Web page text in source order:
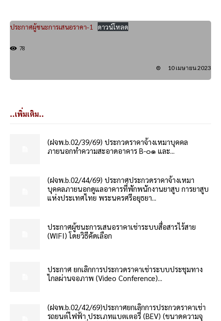
ประกาศผู้ชนะการเสนอราคา-1 ดาวน์โหลด
78
10 เมษายน 2023
..เพิ่มเติม..
(ฝจพ.b.02/39/69) ประกวดราคาจ้างเหมาบุคคล
ภายนอกทำความสะอาดอาคาร B-๐๑ และ...
(ฝจพ.b.02/44/69) ประกาศประกวดราคาจ้างเหมา
บุคคลภายนอกดูแลอาคารที่พักพนักงานยาสูบ การยาสูบ
แห่งประเทศไทย พระนครศรีอยุธยา...
ประกาศผู้ชนะการเสนอราคาเช่าระบบสื่อสารไร้สาย
(WIFI) โดยวิธีคัดเลือก
ประกาศ ยกเลิกการประกวดราคาเช่าระบบประชุมทาง
ไกลผ่านจอภาพ (Video Conference)...
(ฝจพ.b.02/42/69)ประกาศยกเลิกการประกวดราคาเช่า
รถยนต์ไฟฟ้า ประเภทแบตเตอรี่ (BEV) (ขนาดความจุ